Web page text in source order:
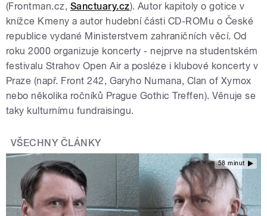
(Frontman.cz, Sanctuary.cz). Autor kapitoly o gotice v
knížce Kmeny a autor hudební části CD-ROMu o České
republice vydané Ministerstvem zahraničních věcí. Od
roku 2000 organizuje koncerty - nejprve na studentském
festivalu Strahov Open Air a posléze i klubové koncerty v
Praze (např. Front 242, Garyho Numana, Clan of Xymox
nebo několika ročníků Prague Gothic Treffen). Věnuje se
taky kulturnímu fundraisingu.
VŠECHNY ČLÁNKY
58 minut